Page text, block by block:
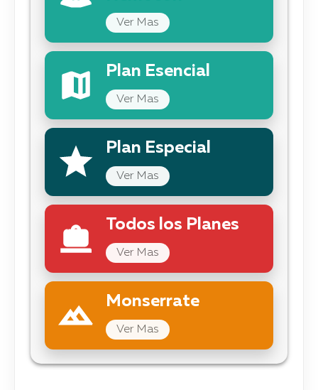
Ver Mas
Plan Esencial
Ver Mas
Plan Especial
Ver Mas
Todos los Planes
Ver Mas
Monserrate
Ver Mas